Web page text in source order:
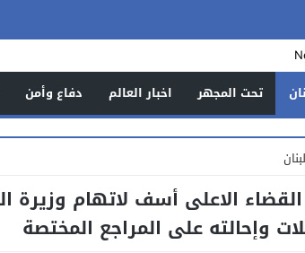
تحت المجهر اخبار العالم دفاع وأمن
لبنان
الاعلى أسف لاتهام وزيرة
وإحالته على المراجع المختصة